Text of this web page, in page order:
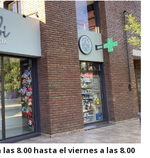
8.00 hasta el viernes a las 8.00